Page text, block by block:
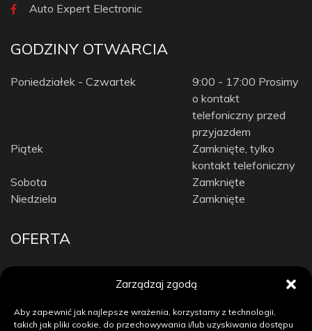
Zarządzaj zgodą
Aby zapewnić jak najlepsze wrażenia, korzystamy z technologii,
takich jak pliki cookie, do przechowywania i/lub uzyskiwania dostępu
Auto Expert Electronic
GODZINY OTWARCIA
Poniedziałek - Czwartek
9:00 - 17:00 Prosimy
o kontakt
telefoniczny przed
przyjazdem
Piątek
Zamknięte, tylko
kontakt telefoniczny
Sobota
Zamknięte
Niedziela
Zamknięte
OFERTA
Car Audio
Diagnostyka komputerowa / Tuning
Doposażenie auta
Elektronika samochodowa